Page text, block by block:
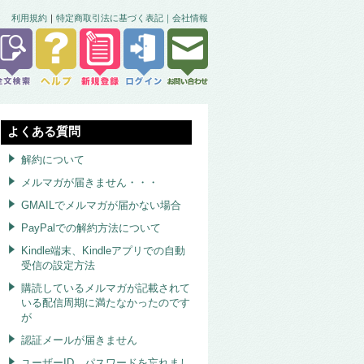
利用規約 ｜ 特定商取引法に基づく表記｜ 会社情報
よくある質問
解約について
メルマガが届きません・・・
GMAILでメルマガが届かない場合
PayPalでの解約方法について
Kindle端末、Kindleアプリでの自動
受信の設定方法
購読しているメルマガが記載されて
いる配信周期に満たなかったのです
が
認証メールが届きません